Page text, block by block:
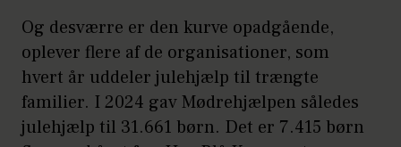
Og desværre er den kurve opadgående,
oplever flere af de organisationer, som
hvert år uddeler julehjælp til trængte
familier. I 2024 gav Mødrehjælpen således
julehjælp til 31.661 børn. Det er 7.415 børn